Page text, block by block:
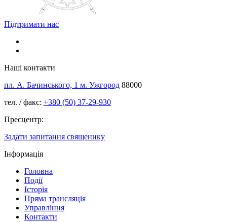
Підтримати нас
Наші контакти
пл. А. Бачинського, 1 м. Ужгород 88000
тел. / факс: +380 (50) 37-29-930
Пресцентр:
Задати запитання священику
Інформація
Головна
Події
Історія
Пряма трансляція
Управління
Контакти